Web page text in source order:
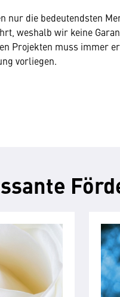
nur die bedeutendsten
weshalb wir keine
Projekten muss immer
vorliegen.